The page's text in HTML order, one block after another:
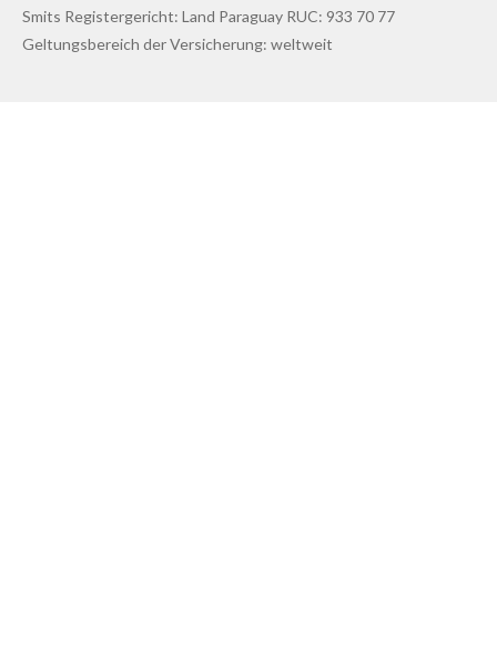
Smits Registergericht: Land Paraguay RUC: 933 70 77
Geltungsbereich der Versicherung: weltweit